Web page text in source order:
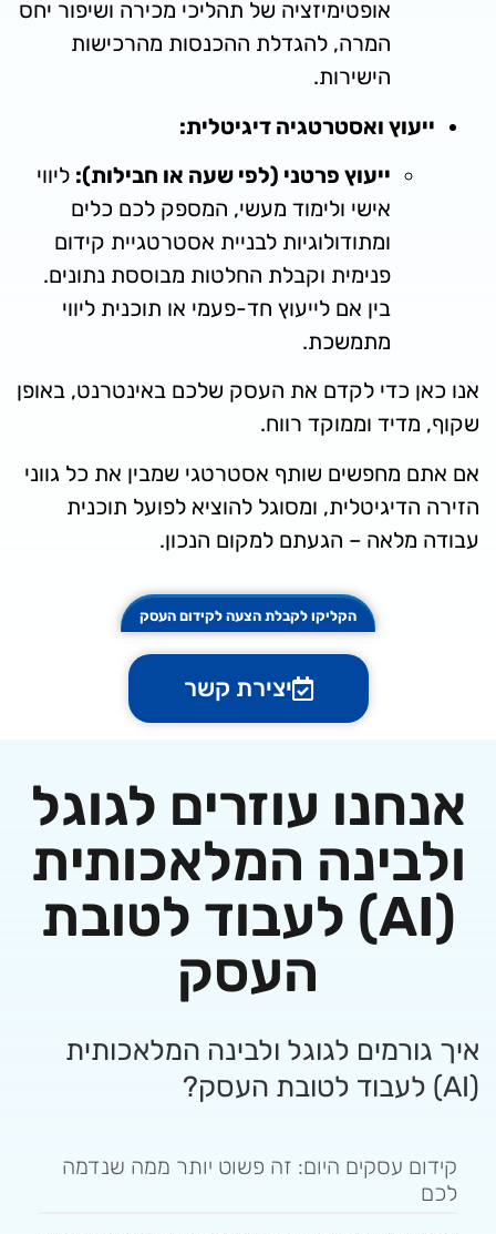
אופטימיזציה של תהליכי מכירה ושיפור יחס
המרה, להגדלת ההכנסות מהרכישות
ואסטרטגיה דיגיטלית:
ייעוץ פרטני (לפי שעה או חבילות): ליווי
אישי ולימוד מעשי, המספק לכם כלים
ומתודולוגיות לבניית אסטרטגיית קידום
פנימית וקבלת החלטות מבוססת נתונים.
בין אם לייעוץ חד-פעמי או תוכנית ליווי
כדי לקדם את העסק שלכם באינטרנט, באופן
וממוקד רווח.
שותף אסטרטגי שמבין את כל גווני
ומסוגל להוציא לפועל תוכנית
– הגעתם למקום הנכון.
הקליקו לקבלת הצעה לקידום העסק
יצירת קשר
עוזרים לגוגל
המלאכותית
(AI) לעבוד לטובת
העסק
לגוגל ולבינה המלאכותית
עסקים היום: זה פשוט יותר ממה שנדמה